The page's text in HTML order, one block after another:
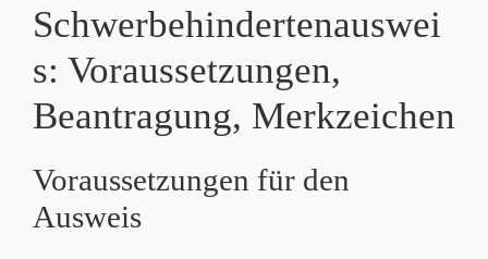
Schwerbehindertenauswei
s: Voraussetzungen,
Beantragung, Merkzeichen
Voraussetzungen für den
Ausweis